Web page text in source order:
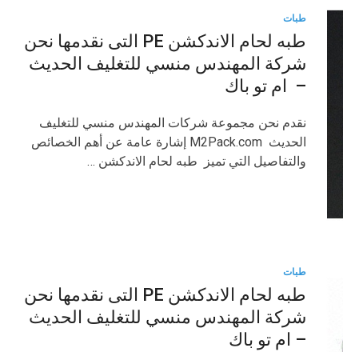
طبات
طبه لحام الاندكشن PE التى نقدمها نحن
شركة المهندس منسي للتغليف الحديث
– ام تو باك
نقدم نحن مجموعة شركات المهندس منسي للتغليف
الحديث M2Pack.com إشارة عامة عن أهم الخصائص
والتفاصيل التي تميز طبه لحام الاندكشن …
طبات
طبه لحام الاندكشن PE التى نقدمها نحن
شركة المهندس منسي للتغليف الحديث
– ام تو باك